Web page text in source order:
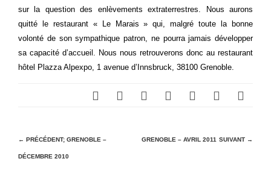
sur la question des enlèvements extraterrestres. Nous aurons
quitté le restaurant « Le Marais » qui, malgré toute la bonne
volonté de son sympathique patron, ne pourra jamais développer
sa capacité d’accueil. Nous nous retrouverons donc au restaurant
hôtel Plazza Alpexpo, 1 avenue d’Innsbruck, 38100 Grenoble.
N
a
← PRÉCÉDENT; GRENOBLE –
DÉCEMBRE 2010
GRENOBLE – AVRIL 2011 SUIVANT →